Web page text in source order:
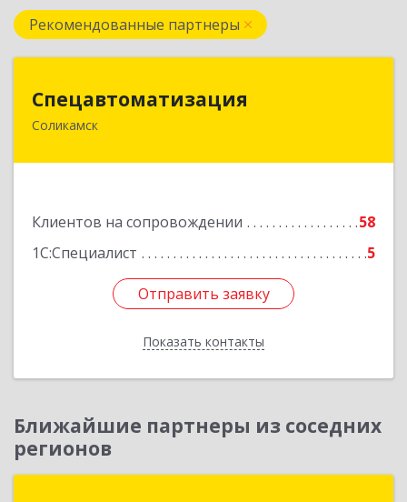
Рекомендованные партнеры
Спецавтоматизация
Соликамск
Клиентов на сопровождении
58
1С:Специалист
5
Отправить заявку
Показать контакты
Отправить заявку
Назад
Ближайшие партнеры из соседних
регионов